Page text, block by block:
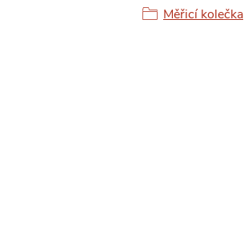
Měřicí kolečka